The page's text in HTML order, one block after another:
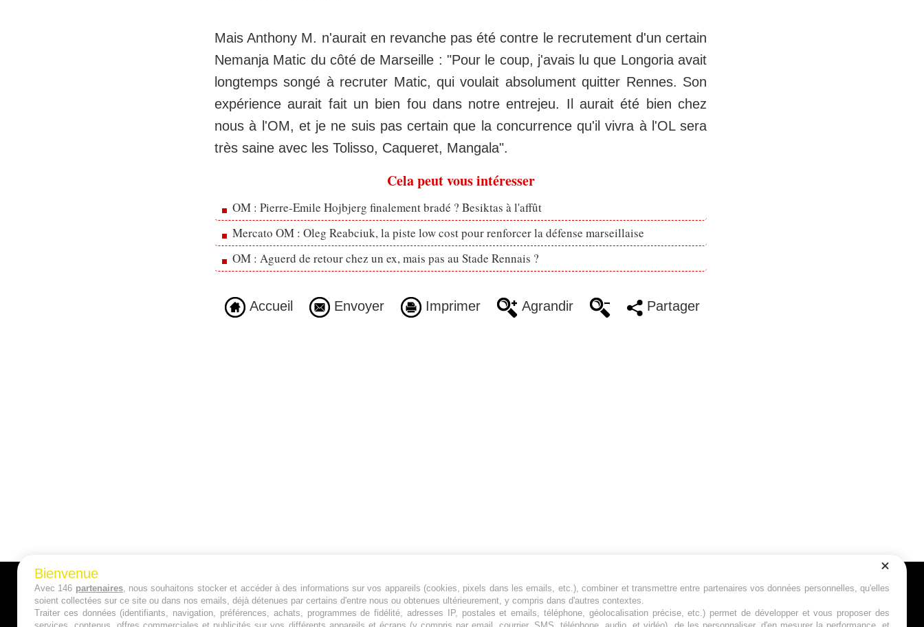
Mais Anthony M. n'aurait en revanche pas été contre le recrutement d'un certain
Nemanja Matic du côté de Marseille : "Pour le coup, j'avais lu que Longoria avait
longtemps songé à recruter Matic, qui voulait absolument quitter Rennes. Son
expérience aurait fait un bien fou dans notre entrejeu. Il aurait été bien chez
nous à l'OM, et je ne suis pas certain que la concurrence qu'il vivra à l'OL sera
très saine avec les Tolisso, Caqueret, Mangala".
Cela peut vous intéresser
OM : Pierre-Emile Hojbjerg finalement bradé ? Besiktas à l'affût
Mercato OM : Oleg Reabciuk, la piste low cost pour renforcer la défense marseillaise
OM : Aguerd de retour chez un ex, mais pas au Stade Rennais ?
Accueil Envoyer Imprimer Agrandir Partager
A PROPOS
Qui sommes nous ?
Jeunesfooteux est un média sportif qui traite
principalement de l'actualité de la Ligue 1 et
Suivez-nous
Bienvenue
Avec 146 partenaires, nous souhaitons stocker et accéder à des informations sur vos appareils (cookies, pixels dans les emails, etc.), combiner et transmettre entre partenaires vos données personnelles, qu'elles
soient collectées sur ce site ou dans nos emails, déjà détenues par certains d'entre nous ou obtenues ultérieurement, y compris dans d'autres contextes.
Traiter ces données (identifiants, navigation, préférences, achats, programmes de fidélité, adresses IP, postales et emails, téléphone, géolocalisation précise, etc.) permet de développer et vous proposer des